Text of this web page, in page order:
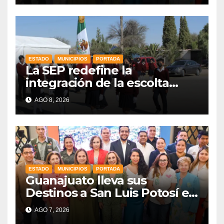
ESTADO MUNICIPIOS PORTADA
La SEP redefine la
integración de la escolta
escolar prioritando la
inclusión
AGO 8, 2026
ESTADO MUNICIPIOS PORTADA
Guanajuato lleva sus
Destinos a San Luis Potosí en
vísperas de la FENAPO
AGO 7, 2026